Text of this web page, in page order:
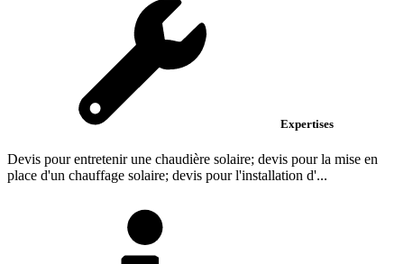
Expertises
Devis pour entretenir une chaudière solaire; devis pour la mise en
place d'un chauffage solaire; devis pour l'installation d'...